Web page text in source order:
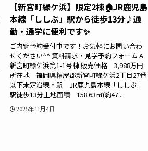
【新宮町緑ケ浜】限定2棟🏠JR鹿児島
本線「ししぶ」駅から徒歩13分♪通
勤・通学に便利です✨
ご内覧予約受付中です！お気軽にお問い合わ
せください^^ 資料請求・見学予約フォーム A
新宮町緑ケ浜第1-1号棟 販売価格 3,988万円
所在地 福岡県糟屋郡新宮町緑ケ浜2丁目27番
以下未定沿線・駅 JR鹿児島本線「ししぶ」
駅徒歩13分土地面積 158.63㎡(約47....
2025年11月4日